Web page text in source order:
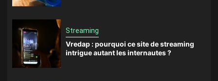
Streaming
Vredap : pourquoi ce site de streaming
intrigue autant les internautes ?